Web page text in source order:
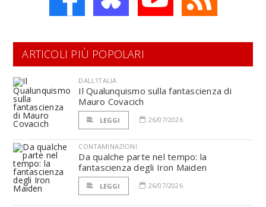
ARTICOLI PIÙ POPOLARI
DALL'ITALIA
Il Qualunquismo sulla fantascienza di
Mauro Covacich
LEGGI 26/07/2026
CONTAMINAZIONI
Da qualche parte nel tempo: la
fantascienza degli Iron Maiden
LEGGI 26/07/2026